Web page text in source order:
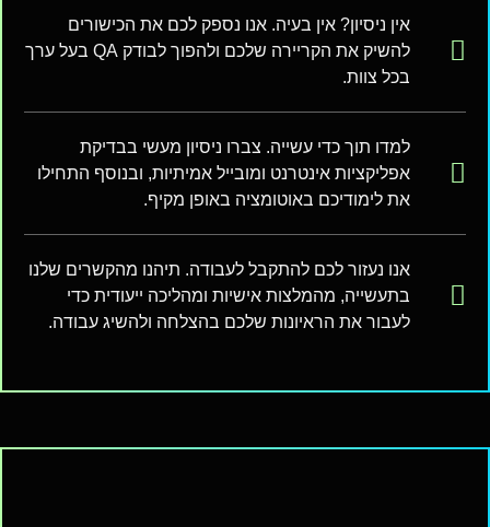
אין ניסיון? אין בעיה. אנו נספק לכם את הכישורים
להשיק את הקריירה שלכם ולהפוך לבודק QA בעל ערך
בכל צוות.
למדו תוך כדי עשייה. צברו ניסיון מעשי בבדיקת
אפליקציות אינטרנט ומובייל אמיתיות, ובנוסף התחילו
את לימודיכם באוטומציה באופן מקיף.
אנו נעזור לכם להתקבל לעבודה. תיהנו מהקשרים שלנו
בתעשייה, מהמלצות אישיות ומהליכה ייעודית כדי
לעבור את הראיונות שלכם בהצלחה ולהשיג עבודה.